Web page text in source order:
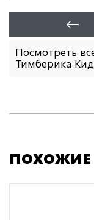
Посмотреть
Тимберика